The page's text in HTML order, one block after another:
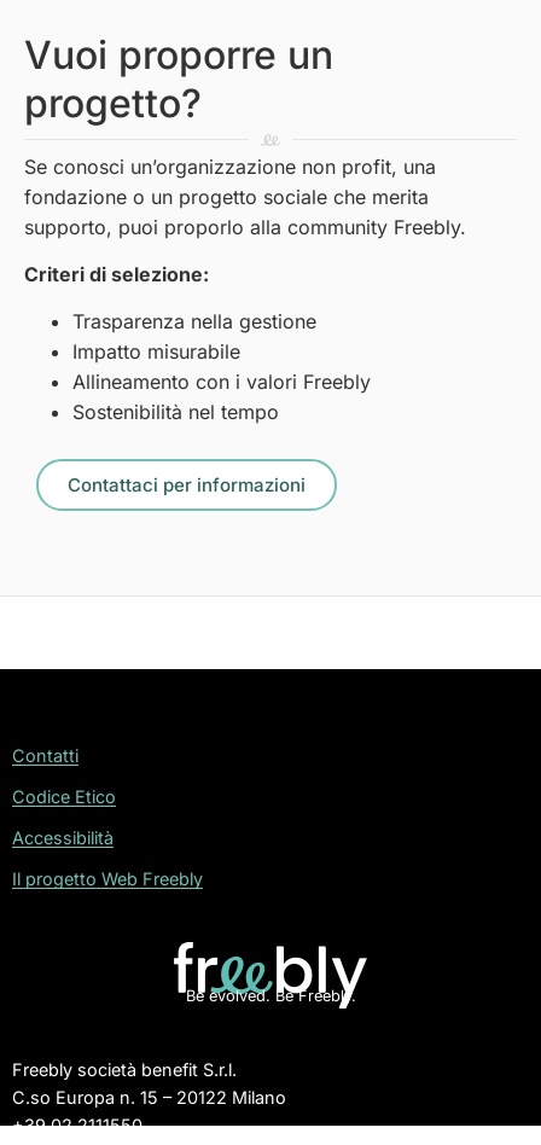
Vuoi proporre un
progetto?
Se conosci un’organizzazione non profit, una
fondazione o un progetto sociale che merita
supporto, puoi proporlo alla community Freebly.
Criteri di selezione:
Trasparenza nella gestione
Impatto misurabile
Allineamento con i valori Freebly
Sostenibilità nel tempo
Contattaci per informazioni
Freebly società benefit S.r.l.
C.so Europa n. 15 – 20122 Milano
+39 02 2111550
Be evolved. Be Freebly.
Contatti
Codice Etico
Accessibilità
Il progetto Web Freebly